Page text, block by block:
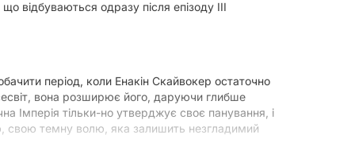
відбуваються одразу після епізоду III
період, коли Енакін Скайвокер остаточно
вона розширює його, даруючи глибше
Імперія тільки-но утверджує своє панування, і
свою темну волю, яка залишить незгладимий